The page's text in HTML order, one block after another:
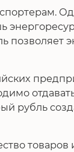
позволяет
рубль
товаров